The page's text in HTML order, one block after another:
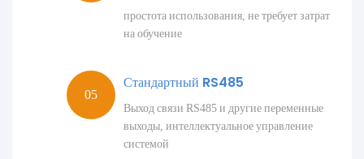
простота использования, не требует затрат
на обучение
Стандартный RS485
Выход связи RS485 и другие переменные
выходы, интеллектуальное управление
системой